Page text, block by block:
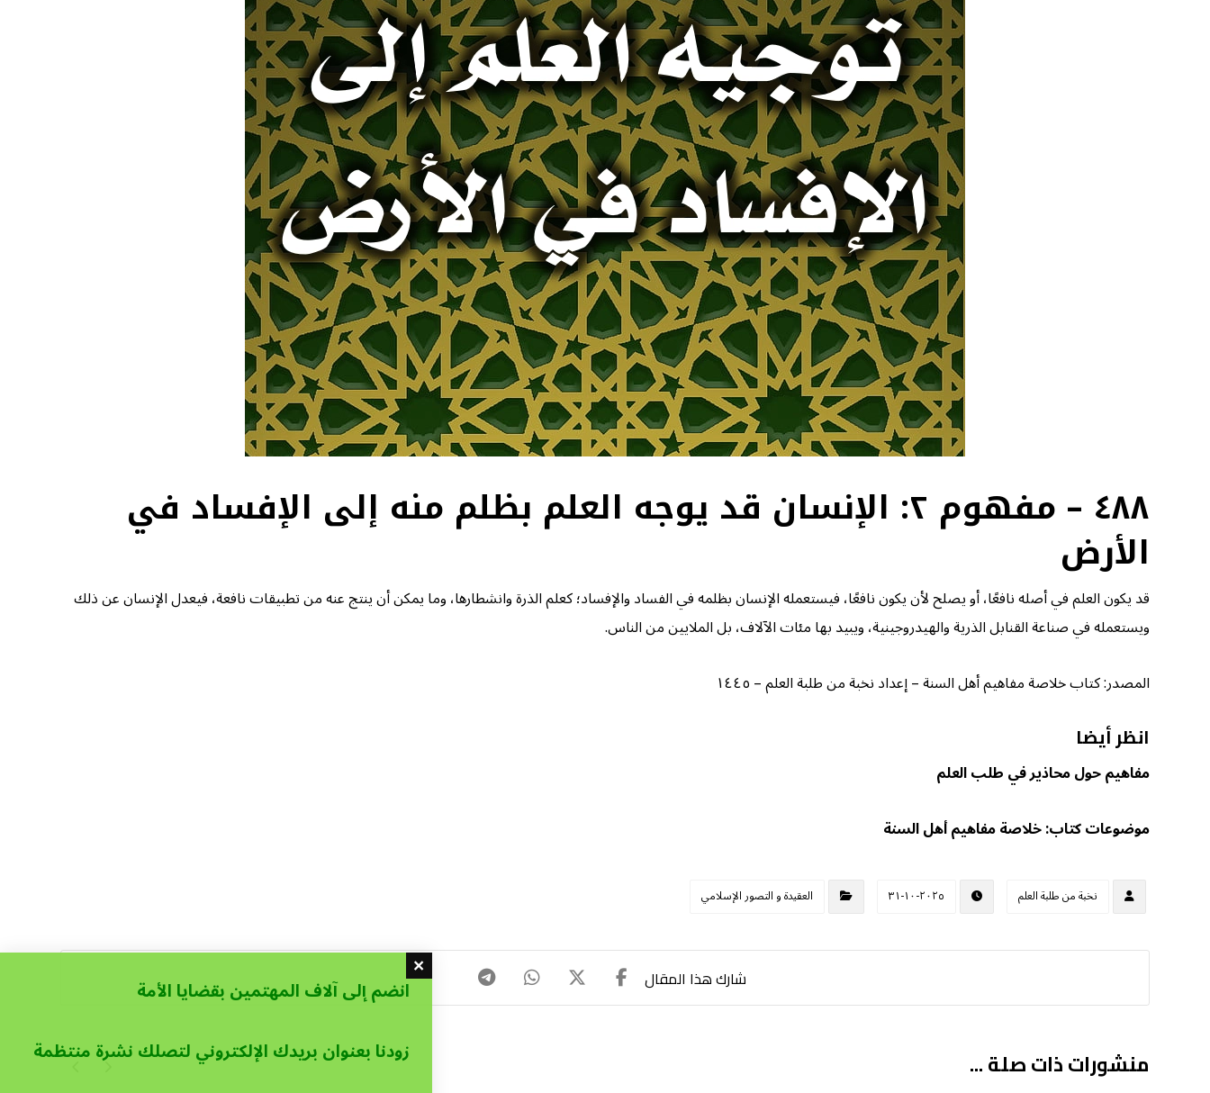
٤٨٨ – مفهوم ٢: الإنسان قد يوجه العلم بظلم منه إلى الإفساد في
الأرض
قد يكون العلم في أصله نافعًا، أو يصلح لأن يكون نافعًا، فيستعمله الإنسان بظلمه في الفساد والإفساد؛ كعلم الذرة وانشطارها، وما يمكن أن ينتج عنه من تطبيقات نافعة، فيعدل الإنسان عن ذلك
ويستعمله في صناعة القنابل الذرية والهيدروجينية، ويبيد بها مئات الآلاف، بل الملايين من الناس.
المصدر: كتاب خلاصة مفاهيم أهل السنة – إعداد نخبة من طلبة العلم – ١٤٤٥
انظر أيضا
مفاهيم حول محاذير في طلب العلم
موضوعات كتاب: خلاصة مفاهيم أهل السنة
نخبة من طلبة العلم ٢٠٢٥-١٠-٣١ العقيدة و التصور الإسلامي
منشورات ذات صلة ...
انضم إلى آلاف المهتمين بقضايا الأمة
زودنا بعنوان بريدك الإلكتروني لتصلك نشرة منتظمة